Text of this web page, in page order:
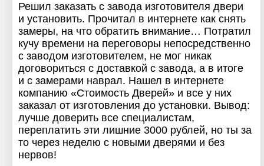
Решил заказать с завода изготовителя двери
и установить. Прочитал в интернете как снять
замеры, на что обратить внимание… Потратил
кучу времени на переговоры непосредственно
с заводом изготовителем, не мог никак
договориться с доставкой с завода, а в итоге
и с замерами наврал. Нашел в интернете
компанию «Стоимость Дверей» и все у них
заказал от изготовления до установки. Вывод:
лучше доверить все специалистам,
переплатить эти лишние 3000 рублей, но ты за
то через неделю с новыми дверями и без
нервов!